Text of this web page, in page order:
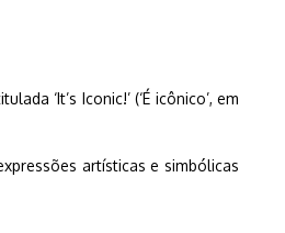
‘It’s Iconic!’ (‘É icônico’, em
artísticas e simbólicas